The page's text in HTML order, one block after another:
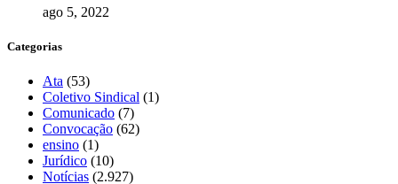
ago 5, 2022
Categorias
Ata (53)
Coletivo Sindical (1)
Comunicado (7)
Convocação (62)
ensino (1)
Jurídico (10)
Notícias (2.927)